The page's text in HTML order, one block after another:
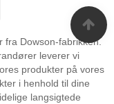
fra Dowson-fabrikken.
leverer vi
produkter på vores
i henhold til dine
langsigtede